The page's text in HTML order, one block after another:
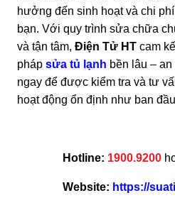
hưởng đến sinh hoạt và chi
bạn. Với quy trình sửa chữa
và tận tâm, Điện Tử HT cam
pháp sửa tủ lạnh bền lâu –
ngay để được kiểm tra và tư
hoạt động ổn định như ban
ĐIỆN TỬ
Hotline: 1900.9200
Website: https://